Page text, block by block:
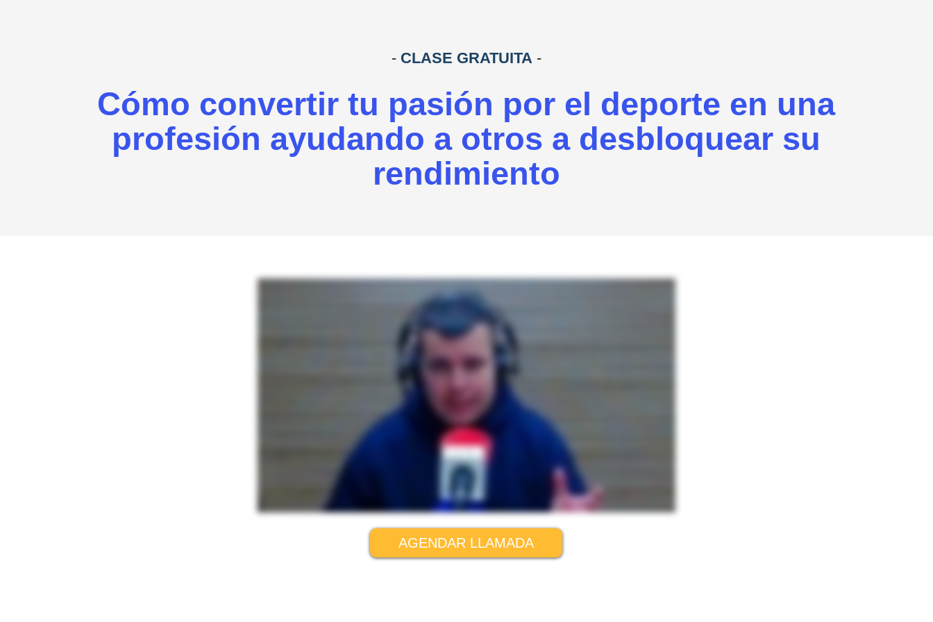
- CLASE GRATUITA -
Cómo convertir tu pasión por el deporte en una
profesión ayudando a otros a desbloquear su
rendimiento
AGENDAR LLAMADA